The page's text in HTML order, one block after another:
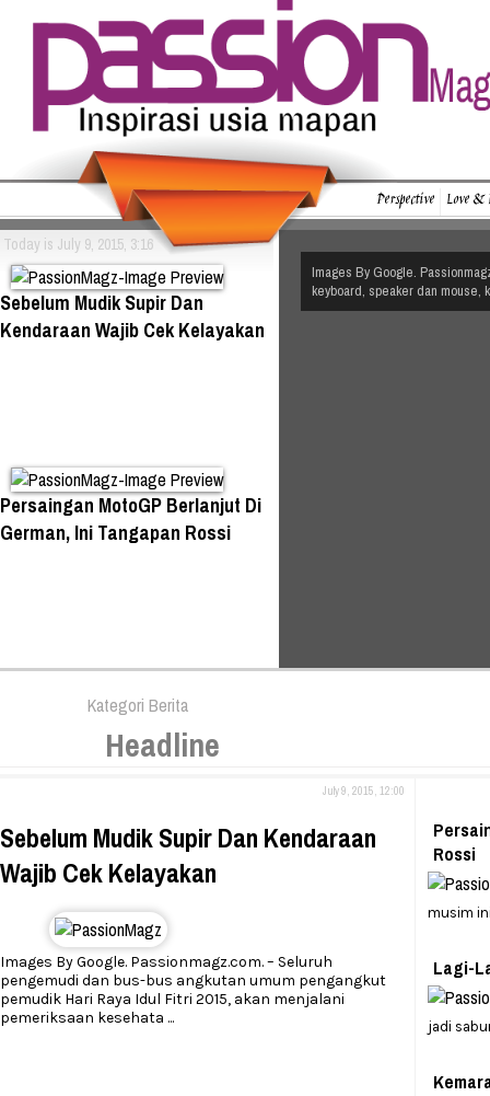
Perspective Love
Today is July 9, 2015, 3:16
Sebelum Mudik Supir Dan
Kendaraan Wajib Cek Kelayakan
Persaingan MotoGP Berlanjut Di
German, Ini Tangapan Rossi
Images By Google.
keyboard, speaker dan mouse,
Kategori Berita
Headline
July 9, 2015, 12:00
Sebelum Mudik Supir Dan Kendaraan
Wajib Cek Kelayakan
Images By Google. Passionmagz.com. – Seluruh
pengemudi dan bus-bus angkutan umum pengangkut
pemudik Hari Raya Idul Fitri 2015, akan menjalani
pemeriksaan kesehata ...
Rossi
musim
Lagi-
jadi